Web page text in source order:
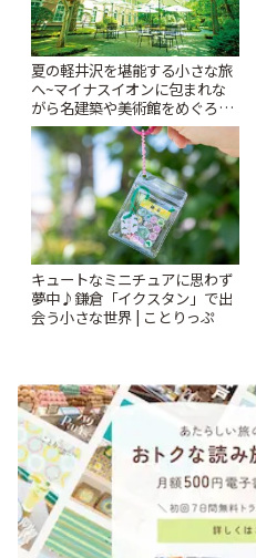
夏の軽井沢を堪能する小さな旅
へ~マイナスイオンに包まれな
がら名建築や美術館をめぐろう
~ | ことりっぷ
キュートなミニチュアに思わず
夢中♪鎌倉「イクスタン」で出
会う小さな世界 | ことりっぷ